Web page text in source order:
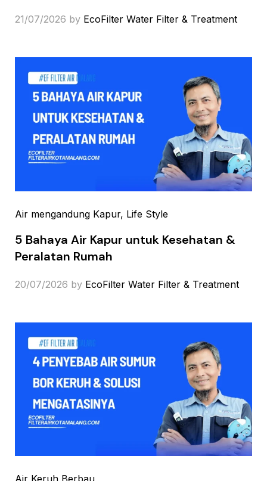
21/07/2026 by EcoFilter Water Filter & Treatment
Air mengandung Kapur, Life Style
5 Bahaya Air Kapur untuk Kesehatan &
Peralatan Rumah
20/07/2026 by EcoFilter Water Filter & Treatment
Air Keruh Berbau